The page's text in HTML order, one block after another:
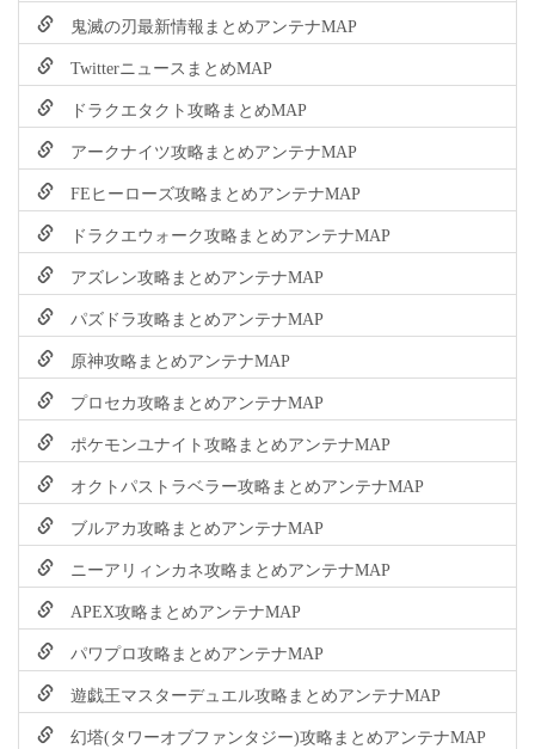
鬼滅の刃最新情報まとめアンテナMAP
TwitterニュースまとめMAP
ドラクエタクト攻略まとめMAP
アークナイツ攻略まとめアンテナMAP
FEヒーローズ攻略まとめアンテナMAP
ドラクエウォーク攻略まとめアンテナMAP
アズレン攻略まとめアンテナMAP
パズドラ攻略まとめアンテナMAP
原神攻略まとめアンテナMAP
プロセカ攻略まとめアンテナMAP
ポケモンユナイト攻略まとめアンテナMAP
オクトパストラベラー攻略まとめアンテナMAP
ブルアカ攻略まとめアンテナMAP
ニーアリィンカネ攻略まとめアンテナMAP
APEX攻略まとめアンテナMAP
パワプロ攻略まとめアンテナMAP
遊戯王マスターデュエル攻略まとめアンテナMAP
幻塔(タワーオブファンタジー)攻略まとめアンテナMAP